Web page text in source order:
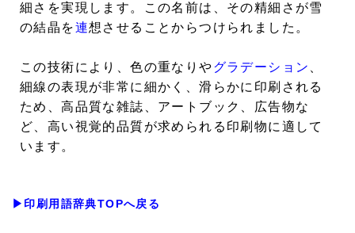
細さを実現します。この名前は、その精細さが雪
の結晶を連想させることからつけられました。
この技術により、色の重なりやグラデーション
細線の表現が非常に細かく、滑らかに印刷される
ため、高品質な雑誌、アートブック、広告物な
ど、高い視覚的品質が求められる印刷物に適して
います。
▶印刷用語辞典TOPへ戻る